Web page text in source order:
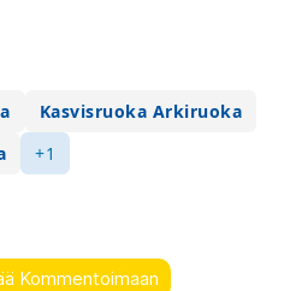
Kasvisruoka Arkiruoka
+1
Kommentoimaan